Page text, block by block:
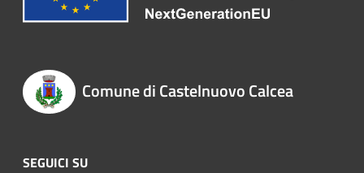
Comune di Castelnuovo Calcea
SEGUICI SU